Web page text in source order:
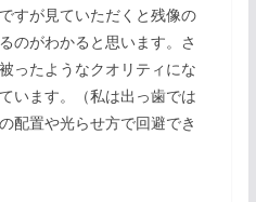
すが見ていただくと残像の
のがわかると思います。さ
ったようなクオリティにな
います。（私は出っ歯では
配置や光らせ方で回避でき